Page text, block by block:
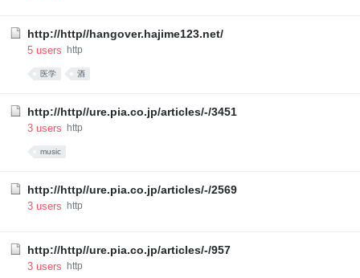
http://http//hangover.hajime123.net/
5 users http
医学 酒
http://http//ure.pia.co.jp/articles/-/3451
3 users http
music
http://http//ure.pia.co.jp/articles/-/2569
3 users http
http://http//ure.pia.co.jp/articles/-/957
3 users http